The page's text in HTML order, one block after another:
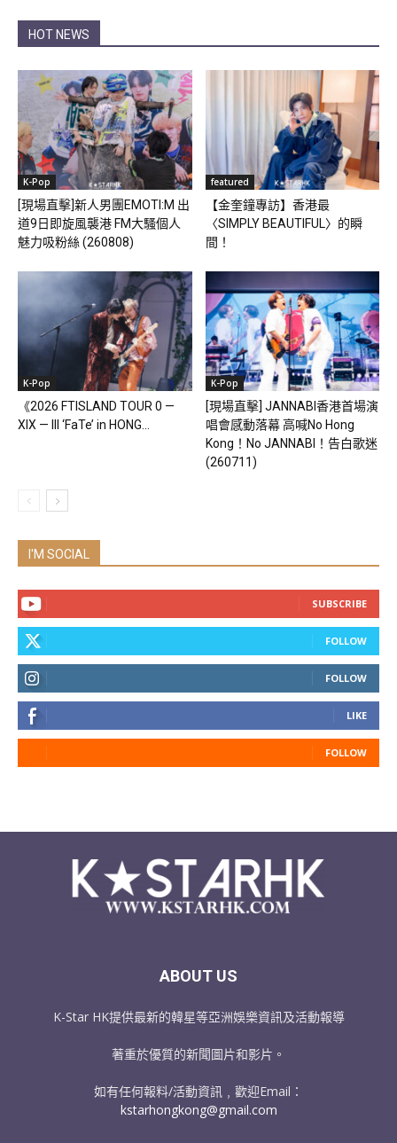
HOT NEWS
K-Pop
[現場直擊]新人男團EMOTI:M 出
道9日即旋風襲港 FM大騷個人
魅力吸粉絲 (260808)
featured
【金奎鐘專訪】香港最
〈SIMPLY BEAUTIFUL〉的瞬
間！
K-Pop
《2026 FTISLAND TOUR 0 —
XIX — III ‘FaTe’ in HONG...
K-Pop
[現場直擊] JANNABI香港首場演
唱會感動落幕 高喊No Hong
Kong！No JANNABI！告白歌迷
(260711)
I'M SOCIAL
SUBSCRIBE
FOLLOW
FOLLOW
LIKE
FOLLOW
ABOUT US
K-Star HK提供最新的韓星等亞洲娛樂資訊及活動報導
著重於優質的新聞圖片和影片。
如有任何報料/活動資訊﹐歡迎Email：
kstarhongkong@gmail.com